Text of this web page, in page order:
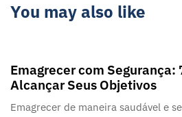
You may also like
Emagrecer com Segurança:
Alcançar Seus Objetivos
Emagrecer de maneira saudável e